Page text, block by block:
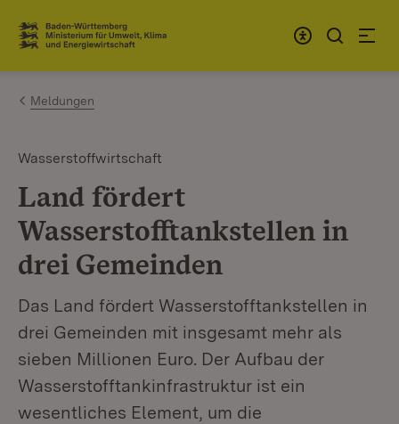
Zum Inhalt springen
Link zur Startseite
Meldungen
Wasserstoffwirtschaft
Land fördert
Wasserstofftankstellen in
drei Gemeinden
Das Land fördert Wasserstofftankstellen in
drei Gemeinden mit insgesamt mehr als
sieben Millionen Euro. Der Aufbau der
Wasserstofftankinfrastruktur ist ein
wesentliches Element, um die